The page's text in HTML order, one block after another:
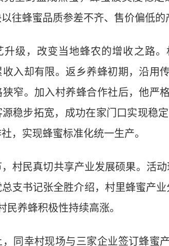
往蜂蜜品质参差不齐、售价偏低的
，改变当地蜂农的增收之路。
入却有限。返乡养蜂初期，沿用
窄。加入村养蜂合作社后，他严
稳步拓宽，成功在家门口实现稳
，实现蜂蜜标准化统一生产。
民真切共享产业发展硕果。活动
支书记张全胜介绍，村里蜂蜜产
养蜂积极性持续高涨。
幸村现场与三家企业签订蜂蜜产